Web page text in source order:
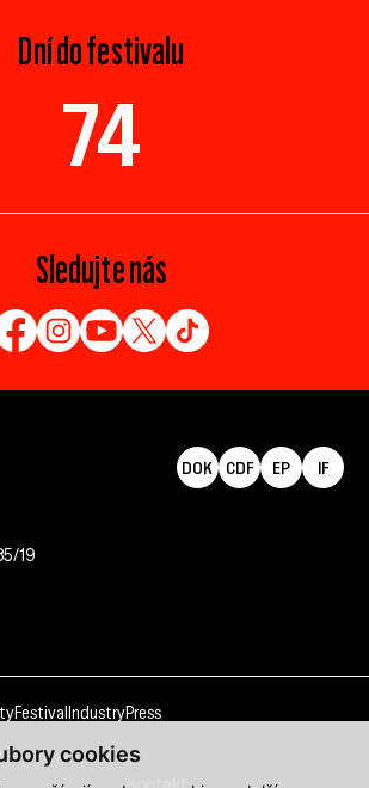
cookies
Dní do festivalu
74
Sledujte nás
19
DOK CDF EP IF
Festival IndustryPress